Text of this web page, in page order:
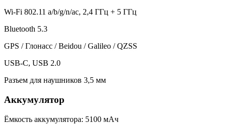
Wi-Fi 802.11 a/b/g/n/ac, 2,4 ГГц + 5 ГГц
Bluetooth 5.3
GPS / Глонасс / Beidou / Galileo / QZSS
USB-C, USB 2.0
Разъем для наушников 3,5 мм
Аккумулятор
Ёмкость аккумулятора: 5100 мАч